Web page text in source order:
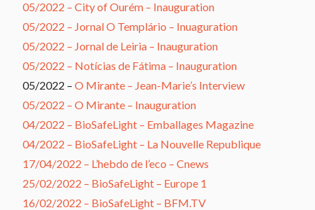
05/2022 – City of Ourém – Inauguration
05/2022 – Jornal O Templário – Inuaguration
05/2022 – Jornal de Leiria – Inauguration
05/2022 – Notícias de Fátima – Inauguration
05/2022 – O Mirante – Jean-Marie’s Interview
05/2022 – O Mirante – Inauguration
04/2022 – BioSafeLight – Emballages Magazine
04/2022 – BioSafeLight – La Nouvelle Republique
17/04/2022 – L’hebdo de l’eco – Cnews
25/02/2022 – BioSafeLight – Europe 1
16/02/2022 – BioSafeLight – BFM.TV